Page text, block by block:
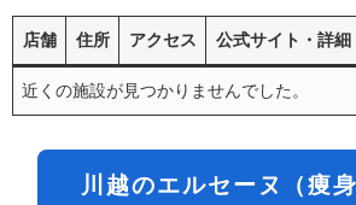
店舗 住所 アクセス 公式サイト・詳細
近くの施設が見つかりませんでした。
川越のエルセーヌ（痩